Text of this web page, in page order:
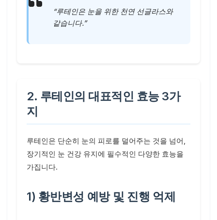
“루테인은 눈을 위한 천연 선글라스와
같습니다.”
2. 루테인의 대표적인 효능 3가
지
루테인은 단순히 눈의 피로를 덜어주는 것을 넘어,
장기적인 눈 건강 유지에 필수적인 다양한 효능을
가집니다.
1) 황반변성 예방 및 진행 억제